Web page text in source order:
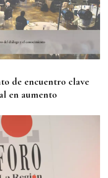
de encuentro clave
en aumento